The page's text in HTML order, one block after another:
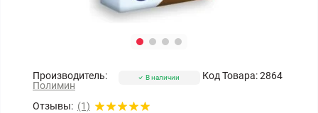
Производитель:
Полимин
Код Товара: 2864
Отзывы: (1)
В наличии